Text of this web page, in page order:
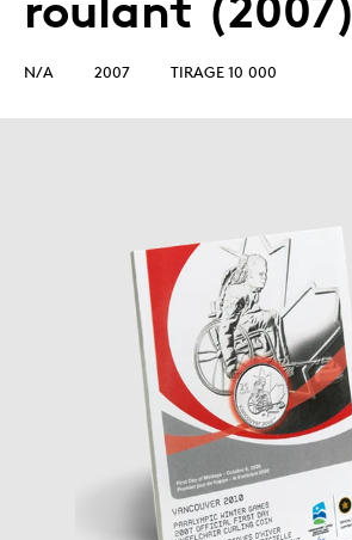
N/A 2007 TIRAGE 10 000